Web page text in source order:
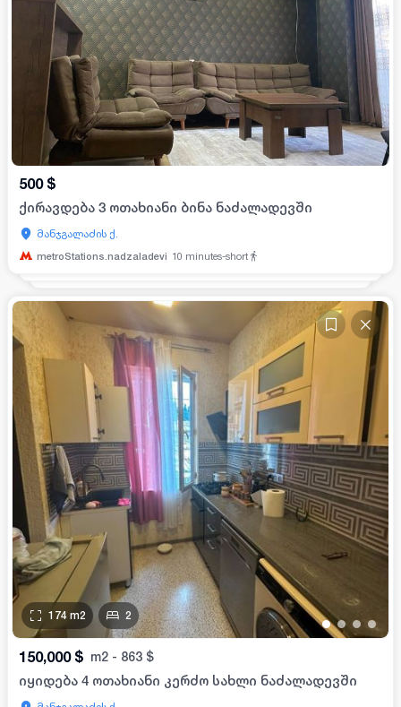
500 $
ქირავდება 3 ოთახიანი ბინა ნაძალადევში
მანჯგალაძის ქ.
metroStations.nadzaladevi 10 minutes-short
•• • •
174 m2 2
150,000 $ m2 - 863 $
იყიდება 4 ოთახიანი კერძო სახლი ნაძალადევში